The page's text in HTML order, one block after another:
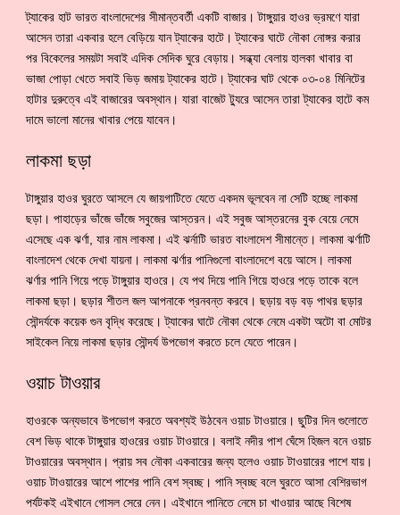
ট্যাকের হাট ভারত বাংলাদেশের সীমান্তবর্তী একটি বাজার। টাঙ্গুয়ার হাওর ভ্রমণে যারা
আসেন তারা একবার হলে বেড়িয়ে যান ট্যাকের হাটে। ট্যাকের ঘাটে নৌকা নোঙ্গর করার
পর বিকেলের সময়টা সবাই এদিক সেদিক ঘুরে বেড়ায়। সন্ধ্যা বেলায় হালকা খাবার বা
ভাজা পোড়া খেতে সবাই ভিড় জমায় ট্যাকের হাটে। ট্যাকের ঘাট থেকে ০৩-০৪ মিনিটের
হাটার দুরুত্বে এই বাজারের অবস্থান। যারা বাজেট ট্যুরে আসেন তারা ট্যাকের হাটে কম
দামে ভালো মানের খাবার পেয়ে যাবেন।
লাকমা ছড়া
টাঙ্গুয়ার হাওর ঘুরতে আসলে যে জায়গাটিতে যেতে একদম ভূলবেন না সেটি হচ্ছে লাকমা
ছড়া। পাহাড়ের ভাঁজে ভাঁজে সবুজের আস্তরন। এই সবুজ আস্তরনের বুক বেয়ে নেমে
এসেছে এক ঝর্ণা, যার নাম লাকমা। এই ঝর্নাটি ভারত বাংলাদেশ সীমান্তে। লাকমা ঝর্ণাটি
বাংলাদেশ থেকে দেখা যায়না। লাকমা ঝর্ণার পানিগুলো বাংলাদেশে বয়ে আসে। লাকমা
ঝর্ণার পানি গিয়ে পড়ে টাঙ্গুয়ার হাওরে। যে পথ দিয়ে পানি গিয়ে হাওরে পড়ে তাকে বলে
লাকমা ছড়া। ছড়ার শীতল জল আপনাকে প্রনবন্ত করবে। ছড়ায় বড় বড় পাথর ছড়ার
সৌন্দর্যকে কয়েক গুন বৃদ্ধি করেছে। ট্যাকের ঘাটে নৌকা থেকে নেমে একটা অটো বা মোটর
সাইকেল নিয়ে লাকমা ছড়ার সৌন্দর্য উপভোগ করতে চলে যেতে পারেন।
ওয়াচ টাওয়ার
হাওরকে অন্যভাবে উপভোগ করতে অবশ্যই উঠবেন ওয়াচ টাওয়ারে। ছুটির দিন গুলোতে
বেশ ভিড় থাকে টাঙ্গুয়ার হাওরের ওয়াচ টাওয়ারে। বলাই নদীর পাশ ঘেঁসে হিজল বনে ওয়াচ
টাওয়ারের অবস্থান। প্রায় সব নৌকা একবারের জন্য হলেও ওয়াচ টাওয়ারের পাশে যায়।
ওয়াচ টাওয়ারের আশে পাশের পানি বেশ স্বচ্ছ। পানি স্বচ্ছ বলে ঘুরতে আসা বেশিরভাগ
পর্যটকই এইখানে গোসল সেরে নেন। এইখানে পানিতে নেমে চা খাওয়ার আছে বিশেষ